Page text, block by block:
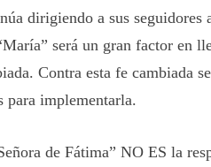
dirigiendo a sus
será un gran factor en
Contra esta fe cambiada
para implementarla.
de Fátima” NO ES la